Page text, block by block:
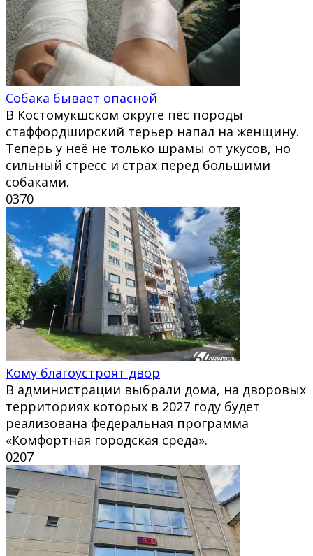
Собака бывает опасной
В Костомукшском округе пёс породы
стаффордширский терьер напал на женщину.
Теперь у неё не только шрамы от укусов, но
сильный стресс и страх перед большими
собаками.
0370
Кому благоустроят двор
В администрации выбрали дома, на дворовых
территориях которых в 2027 году будет
реализована федеральная программа
«Комфортная городская среда».
0207